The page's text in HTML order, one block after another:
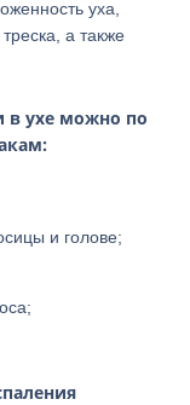
уха,
а также
в ухе можно по
и голове;